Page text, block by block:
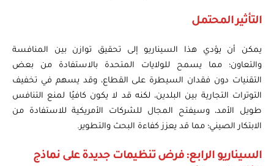
التأثير المحتمل
يمكن أن يؤدي هذا السيناريو إلى تحقيق توازن بين المنافسة
والتعاون؛ مما يسمح للولايات المتحدة بالاستفادة من بعض
التقنيات دون فقدان السيطرة على القطاع، وقد يسهم في تخفيف
التوترات التجارية بين البلدين، لكنه قد لا يكون كافيًا لمنع التنافس
طويل الأمد، وسيفتح المجال للشركات الأمريكية للاستفادة من
الابتكار الصيني؛ مما قد يعزز كفاءة البحث والتطوير.
السيناريو الرابع: فرض تنظيمات جديدة على نماذج